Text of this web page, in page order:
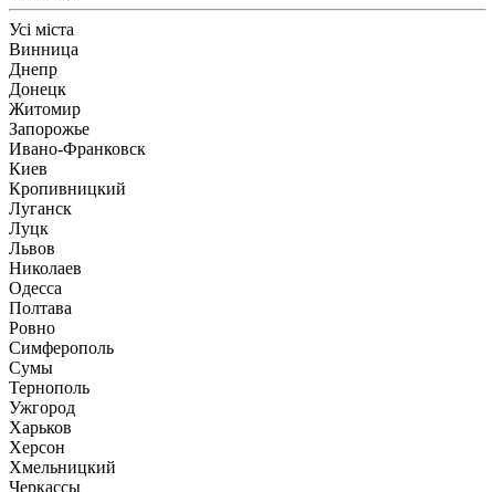
Усі міста
Винница
Днепр
Донецк
Житомир
Запорожье
Ивано-Франковск
Киев
Кропивницкий
Луганск
Луцк
Львов
Николаев
Одесса
Полтава
Ровно
Симферополь
Сумы
Тернополь
Ужгород
Харьков
Херсон
Хмельницкий
Черкассы